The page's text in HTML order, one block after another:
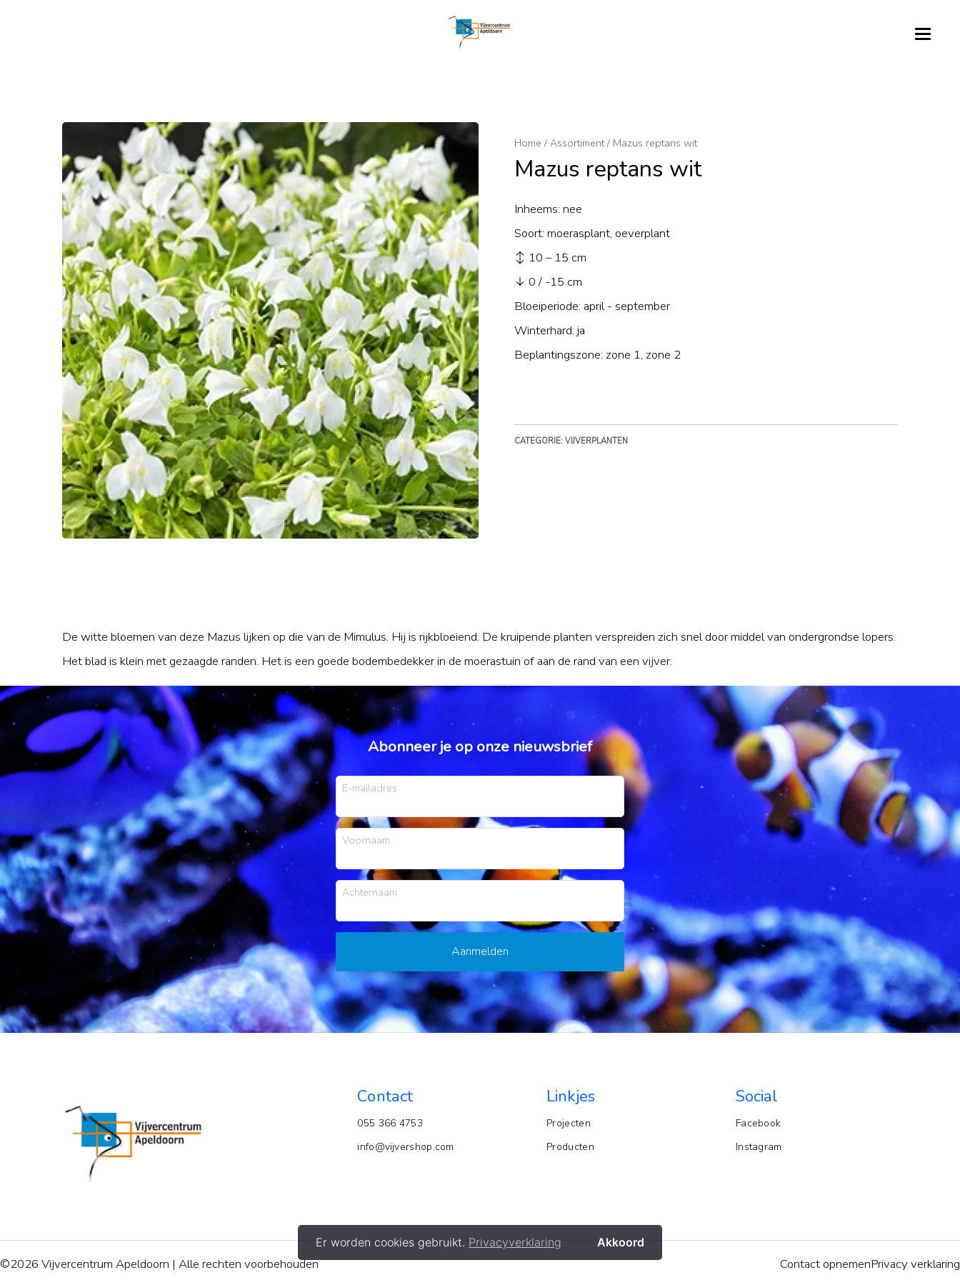
Er worden cookies gebruikt. Privacyverklaring Akkoord
Home / Assortiment / Mazus reptans wit
Mazus reptans wit
Inheems: nee
Soort: moerasplant, oeverplant
↕ 10 – 15 cm
↓ 0 / -15 cm
Bloeiperiode: april - september
Winterhard: ja
Beplantingszone: zone 1, zone 2
CATEGORIE: VIJVERPLANTEN
De witte bloemen van deze Mazus lijken op die van de Mimulus. Hij is rijkbloeiend. De kruipende planten verspreiden zich snel door middel van ondergrondse lopers.
Het blad is klein met gezaagde randen. Het is een goede bodembedekker in de moerastuin of aan de rand van een vijver.
Abonneer je op onze nieuwsbrief
E-mailadres
Voornaam
Achternaam
Contact
055 366 4753
info@vijvershop.com
Linkjes
Projecten
Producten
Social
Facebook
Instagram
©2026 Vijvercentrum Apeldoorn | Alle rechten voorbehouden Contact opnemenPrivacy verklaring